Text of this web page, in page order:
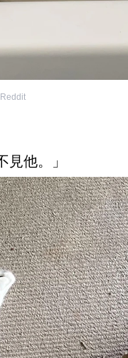
見他。」